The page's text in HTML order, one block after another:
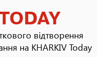
відтворення
на KHARKIV Today